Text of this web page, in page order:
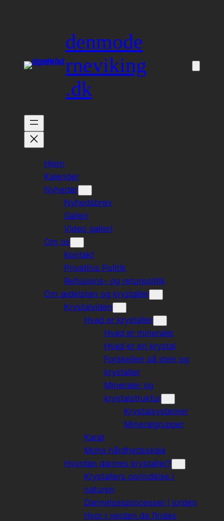
denmode
rneviking
.dk
Hjem
Kalender
Nyheder
Nyhedsbrev
Galleri
Video galleri
Om os
Kontakt
Privatlivs Politik
Refusions- og returpolitik
Om ædelsten og krystaller
Krystalviden
Hvad er krystaller
Hvad er mineraler
Hvad er en krystal
Forskellen på sten og
krystaller
Mineraler og
krystalstruktur
Krystalsystemer
Mineralgrupper
Karat
Mohs hårdhedsskala
Hvordan dannes krystaller?
Krystallers oprindelse i
naturen
Dannelsesprocesser i jorden
Hvor i verden de findes